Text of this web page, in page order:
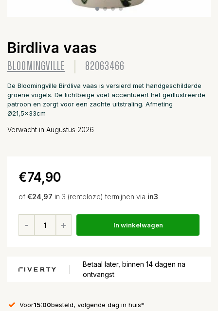
Birdliva vaas
BLOOMINGVILLE 82063466
De Bloomingville Birdliva vaas is versierd met handgeschilderde
groene vogels. De lichtbeige voet accentueert het geïllustreerde
patroon en zorgt voor een zachte uitstraling. Afmeting
Ø21,5x33cm
Verwacht in Augustus 2026
€74,90
of €24,97 in 3 (renteloze) termijnen via in3
In winkelwagen
Betaal later, binnen 14 dagen na
ontvangst
Voor15:00besteld, volgende dag in huis*